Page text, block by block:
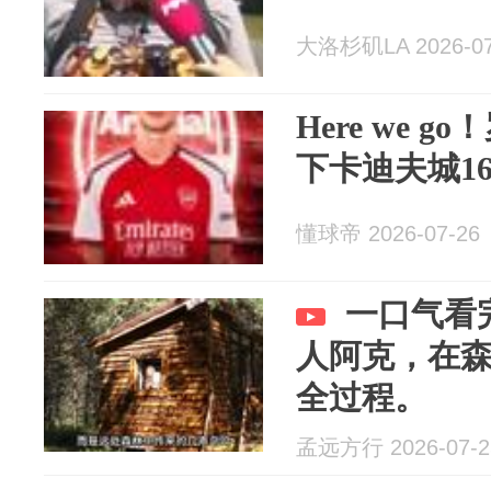
大洛杉矶LA 2026-
Here we go
下卡迪夫城
懂球帝 2026-07-26
一口气
人阿克，在
全过程。
孟远方行 2026-07-